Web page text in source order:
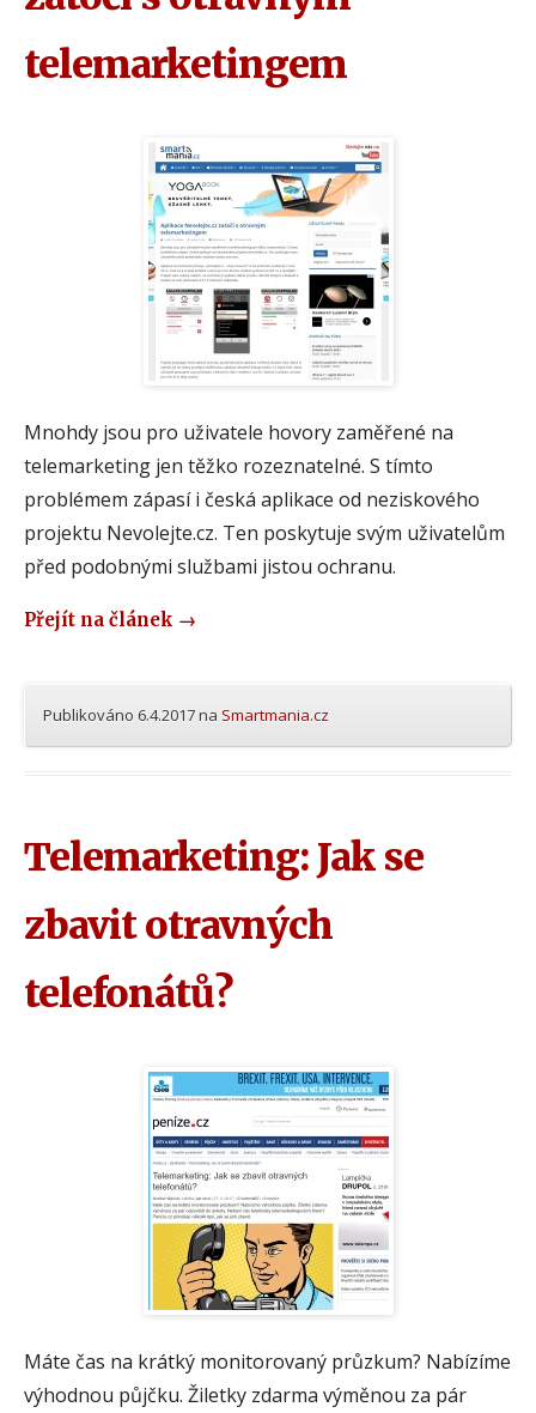
telemarketingem
Mnohdy jsou pro uživatele hovory zaměřené na
telemarketing jen těžko rozeznatelné. S tímto
problémem zápasí i česká aplikace od neziskového
projektu Nevolejte.cz. Ten poskytuje svým uživatelům
před podobnými službami jistou ochranu.
Přejít na článek →
Publikováno 6.4.2017na Smartmania.cz
Telemarketing: Jak se
zbavit otravných
telefonátů?
Máte čas na krátký monitorovaný průzkum? Nabízíme
výhodnou půjčku. Žiletky zdarma výměnou za pár